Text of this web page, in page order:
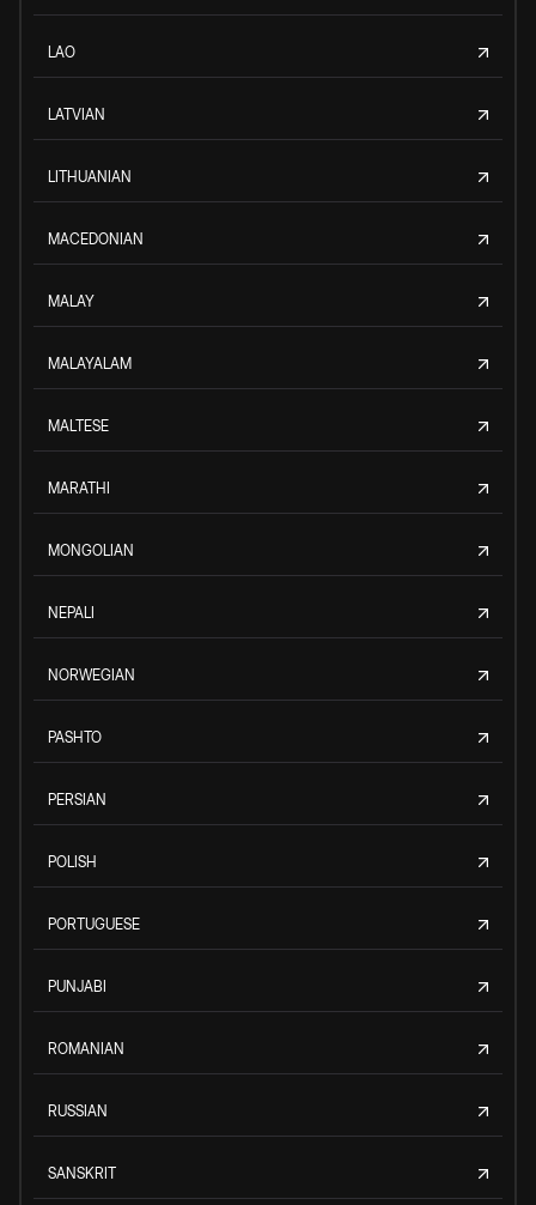
LAO
LATVIAN
LITHUANIAN
MACEDONIAN
MALAY
MALAYALAM
MALTESE
MARATHI
MONGOLIAN
NEPALI
NORWEGIAN
PASHTO
PERSIAN
POLISH
PORTUGUESE
PUNJABI
ROMANIAN
RUSSIAN
SANSKRIT